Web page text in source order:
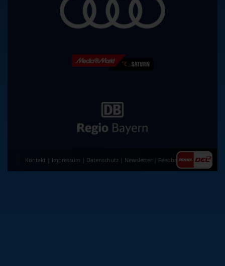
Kontakt Impressum Datenschutz Newsletter Feedback|AGB